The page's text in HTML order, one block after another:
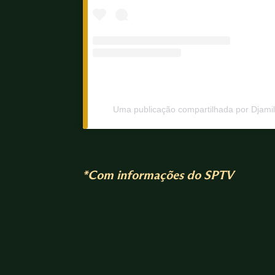
Uma publicação compartilhada por
*Com informações do SPTV